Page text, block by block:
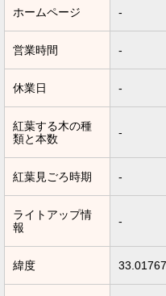
ホームページ -
営業時間 -
休業日 -
紅葉する木の種
類と本数
-
紅葉見ごろ時期 -
ライトアップ情
報
-
緯度 33.01767